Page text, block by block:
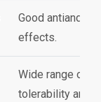
Good
effects.
Wide range of
tolerability and